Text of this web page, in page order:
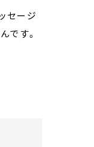
セージ
です。